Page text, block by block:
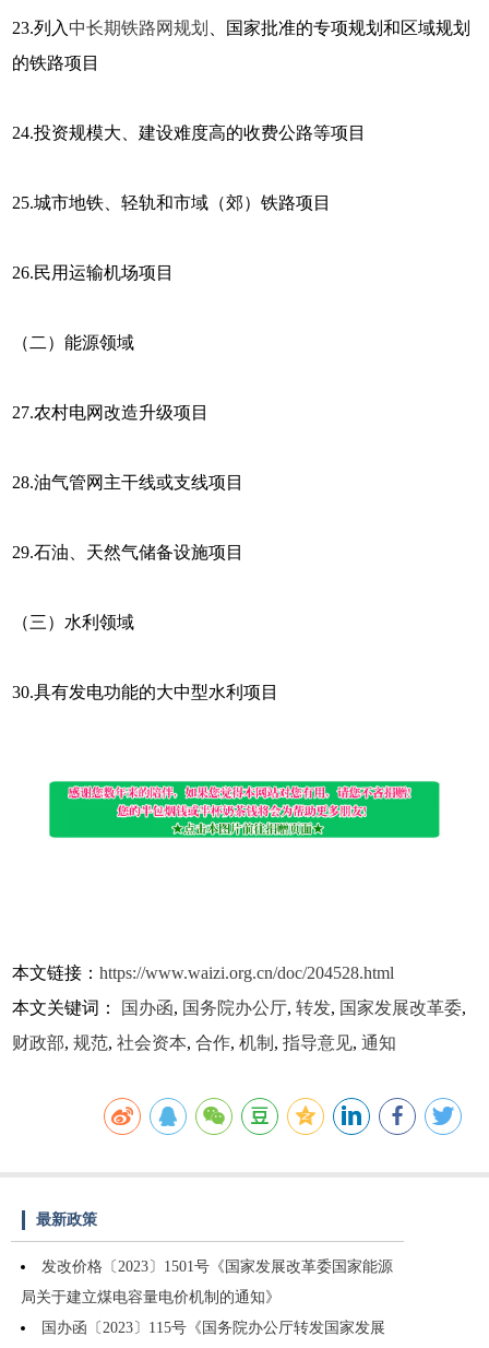
23.列入中长期铁路网规划 、国家批准的专项规划和区域规划
的铁路项目
24.投资规模大、建设难度高的收费公路等项目
25.城市地铁、轻轨和市域（郊）铁路项目
26.民用运输机场项目
（二）能源领域
27.农村电网改造升级项目
28.油气管网主干线或支线项目
29.石油、天然气储备设施项目
（三）水利领域
30.具有发电功能的大中型水利项目
本文链接：https://www.waizi.org.cn/doc/204528.html
本文关键词：
国办函, 国务院办公厅,转发, 国家发展改革委,
财政部,规范,社会资本,合作,机制 ,指导意见,通知
最新政策
发改价格〔2023〕1501号《国家发展改革委国家能源
局关于建立煤电容量电价机制的通知》
国办函〔2023〕115号《国务院办公厅转发国家发展